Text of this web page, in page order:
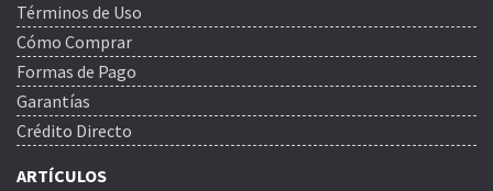
Términos de Uso
Cómo Comprar
Formas de Pago
Garantías
Crédito Directo
ARTÍCULOS